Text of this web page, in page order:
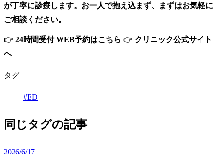
が丁寧に診療します。お一人で抱え込まず、まずはお気軽に
ご相談ください。
👉 24時間受付 WEB予約はこちら 👉 クリニック公式サイト
へ
タグ
#ED
同じタグの記事
2026/6/17